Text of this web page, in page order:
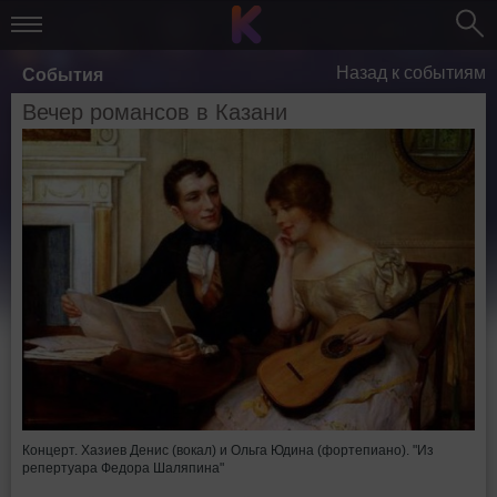
События Назад к событиям
Вечер романсов в Казани
Концерт. Хазиев Денис (вокал) и Ольга Юдина (фортепиано). "Из
репертуара Федора Шаляпина"